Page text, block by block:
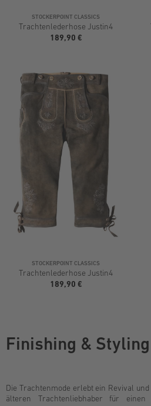
STOCKERPOINT CLASSICS
Trachtenlederhose Justin4
189,90 €
STOCKERPOINT CLASSICS
Trachtenlederhose Justin4
189,90 €
Finishing & Styling
Die Trachtenmode erlebt ein Revival
älteren Trachtenliebhaber für einen